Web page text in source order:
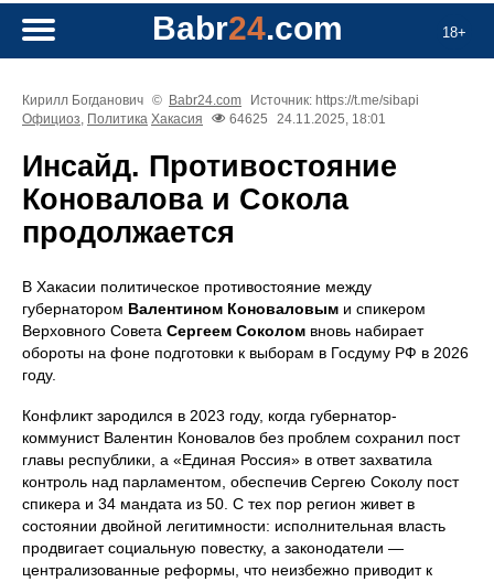
18+
Babr24.com
Кирилл Богданович © Babr24.com
Источник: https://t.me/sibapi
Официоз, Политика Хакасия 64625 24.11.2025, 18:01
Инсайд. Противостояние
Коновалова и Сокола
продолжается
В Хакасии политическое противостояние между
губернатором Валентином Коноваловым и спикером
Верховного Совета Сергеем Соколом вновь набирает
обороты на фоне подготовки к выборам в Госдуму РФ в 2026
году.
Конфликт зародился в 2023 году, когда губернатор-
коммунист Валентин Коновалов без проблем сохранил пост
главы республики, а «Единая Россия» в ответ захватила
контроль над парламентом, обеспечив Сергею Соколу пост
спикера и 34 мандата из 50. С тех пор регион живет в
состоянии двойной легитимности: исполнительная власть
продвигает социальную повестку, а законодатели —
централизованные реформы, что неизбежно приводит к